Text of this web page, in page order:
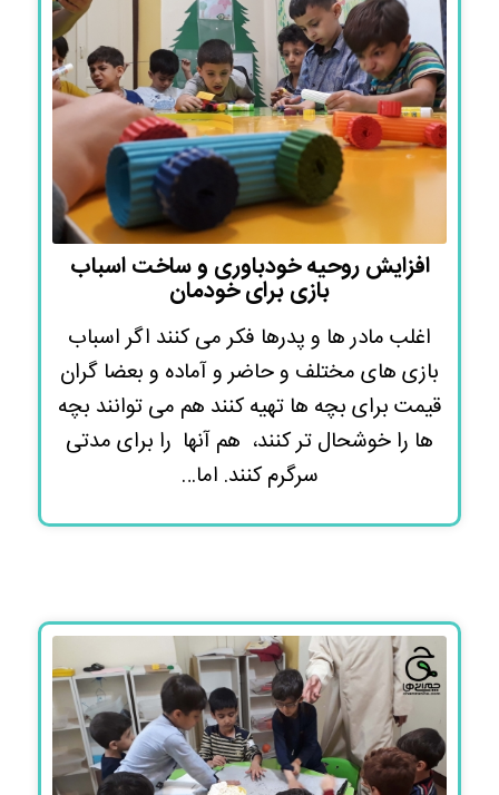
افزایش روحیه خودباوری و ساخت اسباب
بازی برای خودمان
اغلب مادر ها و پدرها فکر می کنند اگر اسباب
بازی های مختلف و حاضر و آماده و بعضا گران
قیمت برای بچه ها تهیه کنند هم می توانند بچه
ها را خوشحال تر کنند، هم آنها را برای مدتی
سرگرم کنند. اما…